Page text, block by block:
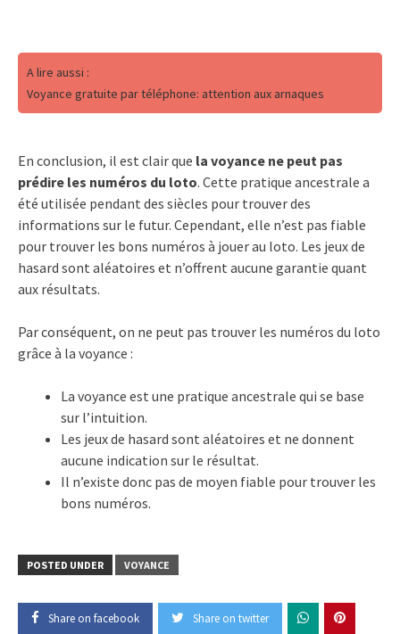
A lire aussi :
Voyance gratuite par téléphone: attention aux arnaques
En conclusion, il est clair que la voyance ne peut pas
prédire les numéros du loto. Cette pratique ancestrale a
été utilisée pendant des siècles pour trouver des
informations sur le futur. Cependant, elle n’est pas fiable
pour trouver les bons numéros à jouer au loto. Les jeux de
hasard sont aléatoires et n’offrent aucune garantie quant
aux résultats.
Par conséquent, on ne peut pas trouver les numéros du loto
grâce à la voyance :
La voyance est une pratique ancestrale qui se base
sur l’intuition.
Les jeux de hasard sont aléatoires et ne donnent
aucune indication sur le résultat.
Il n’existe donc pas de moyen fiable pour trouver les
bons numéros.
POSTED UNDER VOYANCE
Share on facebook Share on twitter